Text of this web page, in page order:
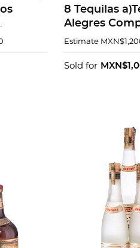
9.
8 Tequilas
Alegres
Reposado. b)
Tequila El
Estimate
Sold for